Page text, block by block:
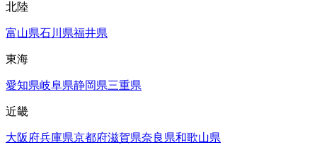
北陸
富山県石川県福井県
東海
愛知県岐阜県静岡県三重県
近畿
大阪府兵庫県京都府滋賀県奈良県和歌山県